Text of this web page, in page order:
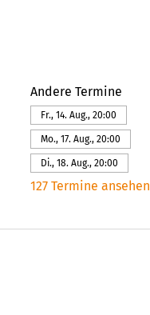
Andere Termine
Fr., 14. Aug., 20:00
Mo., 17. Aug., 20:00
Di., 18. Aug., 20:00
127 Termine ansehen